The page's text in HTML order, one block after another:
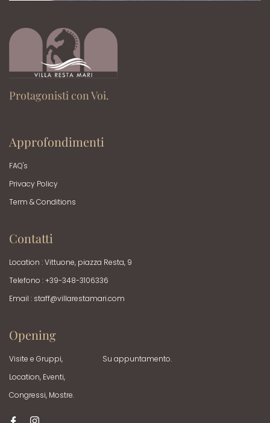
Protagonisti con Voi.
Approfondimenti
FAQ's
Privacy Policy
Term & Conditions
Contatti
Location : Vittuone, piazza Resta, 9
Telefono : +39-348-3106336
Email : staff@villarestamari.com
Opening
Visite e Gruppi,
Location, Eventi,
Congressi, Mostre.
Su appuntamento.